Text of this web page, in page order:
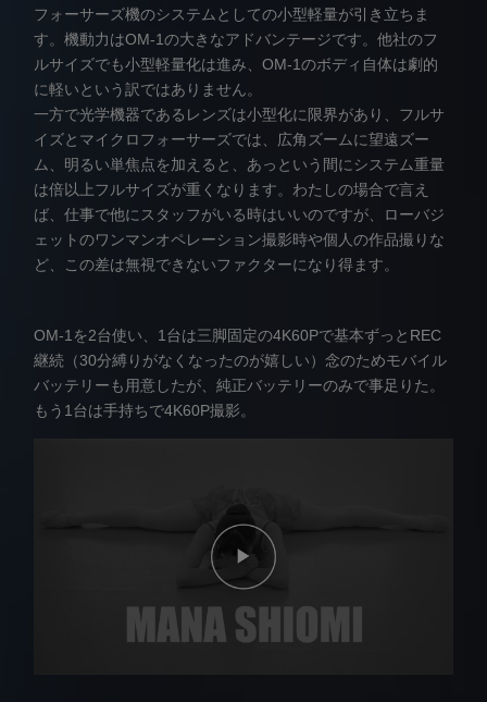
フォーサーズ機のシステムとしての小型軽量が引き立ちま
す。機動力はOM-1の大きなアドバンテージです。他社のフ
ルサイズでも小型軽量化は進み、OM-1のボディ自体は劇的
に軽いという訳ではありません。
一方で光学機器であるレンズは小型化に限界があり、フルサ
イズとマイクロフォーサーズでは、広角ズームに望遠ズー
ム、明るい単焦点を加えると、あっという間にシステム重量
は倍以上フルサイズが重くなります。わたしの場合で言え
ば、仕事で他にスタッフがいる時はいいのですが、ローバジ
ェットのワンマンオペレーション撮影時や個人の作品撮りな
ど、この差は無視できないファクターになり得ます。
OM-1を2台使い、1台は三脚固定の4K60Pで基本ずっとREC
継続（30分縛りがなくなったのが嬉しい）念のためモバイル
バッテリーも用意したが、純正バッテリーのみで事足りた。
もう1台は手持ちで4K60P撮影。